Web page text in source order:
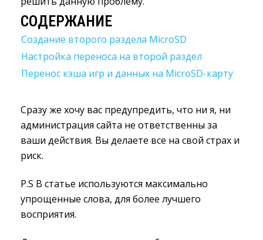
СОДЕРЖАНИЕ
Создание второго раздела MicroSD
Настройка переноса на второй раздел
Перенос кэша игр и данных на MicroSD-карту
Сразу же хочу вас предупредить, что ни я, ни
администрация сайта не ответственны за
ваши действия. Вы делаете все на свой страх и
риск.
P.S В статье используются максимально
упрощенные слова, для более лучшего
восприятия.